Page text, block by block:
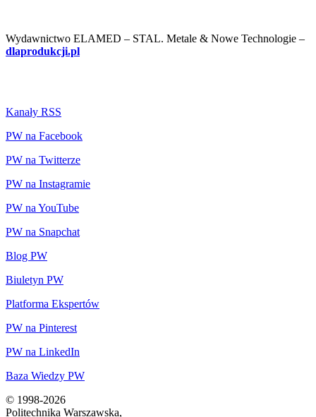
Wydawnictwo ELAMED – STAL. Metale & Nowe Technologie –
dlaprodukcji.pl
Kanały RSS
PW na Facebook
PW na Twitterze
PW na Instagramie
PW na YouTube
PW na Snapchat
Blog PW
Biuletyn PW
Platforma Ekspertów
PW na Pinterest
PW na LinkedIn
Baza Wiedzy PW
© 1998-2026
Politechnika Warszawska,